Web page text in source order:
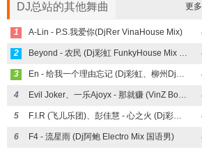
DJ总站的其他舞曲 更多
1 A-Lin - P.S.我爱你(DjRer VinaHouse Mix)
2 Beyond - 农民 (Dj彩虹 FunkyHouse Mix 粤语)
3 En - 给我一个理由忘记 (Dj彩虹、柳州Dj子靖 FunkyHouse Mix)
4 Evil Joker、一乐Ajoyx - 那就赚 (VinZ Bounce Mix 国语男)
5 F.I.R (飞儿乐团)、彭佳慧 - 心之火 (Dj彩虹 FunkyHouse Mix)
6 F4 - 流星雨 (Dj阿鲍 Electro Mix 国语男)